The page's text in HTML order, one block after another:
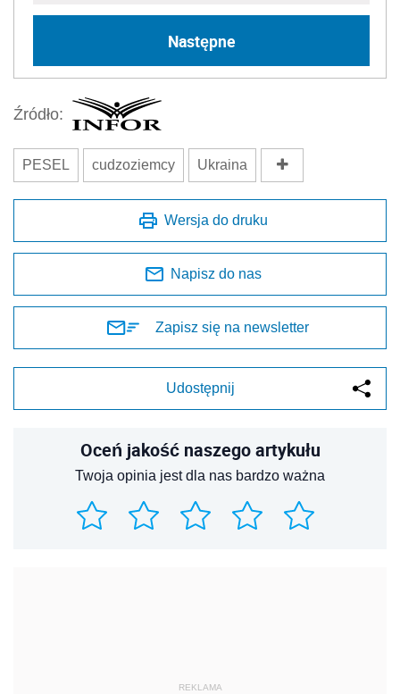
Następne
Źródło:
PESEL cudzoziemcy Ukraina
Wersja do druku
Napisz do nas
Zapisz się na newsletter
Udostępnij
Oceń jakość naszego artykułu
Twoja opinia jest dla nas bardzo ważna
REKLAMA